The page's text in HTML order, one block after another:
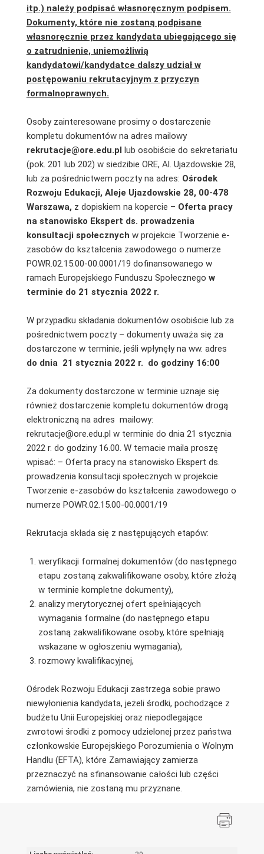
itp.) należy podpisać własnoręcznym podpisem.
Dokumenty, które nie zostaną podpisane
własnoręcznie przez kandydata ubiegającego się
o zatrudnienie, uniemożliwią
kandydatowi/kandydatce dalszy udział w
postępowaniu rekrutacyjnym z przyczyn
formalnoprawnych.
Osoby zainteresowane prosimy o dostarczenie
kompletu dokumentów na adres mailowy
rekrutacje@ore.edu.pl lub osobiście do sekretariatu
(pok. 201 lub 202) w siedzibie ORE, Al. Ujazdowskie 28,
lub za pośrednictwem poczty na adres: Ośrodek
Rozwoju Edukacji, Aleje Ujazdowskie 28, 00-478
Warszawa, z dopiskiem na kopercie – Oferta pracy
na stanowisko Ekspert ds. prowadzenia
konsultacji społecznych w projekcie Tworzenie e-
zasobów do kształcenia zawodowego o numerze
POWR.02.15.00-00.0001/19 dofinansowanego w
ramach Europejskiego Funduszu Społecznego w
terminie do 21 stycznia 2022 r.
W przypadku składania dokumentów osobiście lub za
pośrednictwem poczty – dokumenty uważa się za
dostarczone w terminie, jeśli wpłynęły na ww. adres
do dnia 21 stycznia 2022 r. do godziny 16:00
Za dokumenty dostarczone w terminie uznaje się
również dostarczenie kompletu dokumentów drogą
elektroniczną na adres mailowy:
rekrutacje@ore.edu.pl w terminie do dnia 21 stycznia
2022 r. do godziny 16.00. W temacie maila proszę
wpisać: – Oferta pracy na stanowisko Ekspert ds.
prowadzenia konsultacji społecznych w projekcie
Tworzenie e-zasobów do kształcenia zawodowego o
numerze POWR.02.15.00-00.0001/19
Rekrutacja składa się z następujących etapów:
weryfikacji formalnej dokumentów (do następnego
etapu zostaną zakwalifikowane osoby, które złożą
w terminie kompletne dokumenty),
analizy merytorycznej ofert spełniających
wymagania formalne (do następnego etapu
zostaną zakwalifikowane osoby, które spełniają
wskazane w ogłoszeniu wymagania),
rozmowy kwalifikacyjnej,
Ośrodek Rozwoju Edukacji zastrzega sobie prawo
niewyłonienia kandydata, jeżeli środki, pochodzące z
budżetu Unii Europejskiej oraz niepodlegające
zwrotowi środki z pomocy udzielonej przez państwa
członkowskie Europejskiego Porozumienia o Wolnym
Handlu (EFTA), które Zamawiający zamierza
przeznaczyć na sfinansowanie całości lub części
zamówienia, nie zostaną mu przyznane.